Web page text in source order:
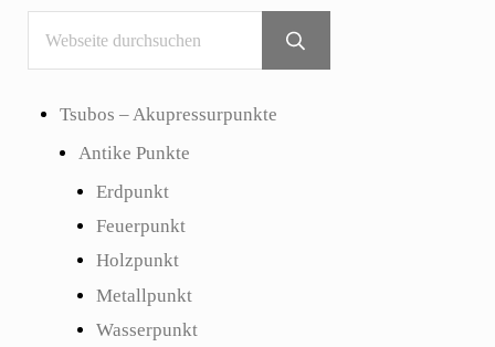
Sidebar
Submit search
Tsubos – Akupressurpunkte
Antike Punkte
Erdpunkt
Feuerpunkt
Holzpunkt
Metallpunkt
Wasserpunkt